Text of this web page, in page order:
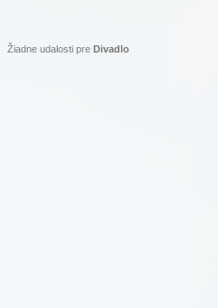
Žiadne udalosti pre Divadlo